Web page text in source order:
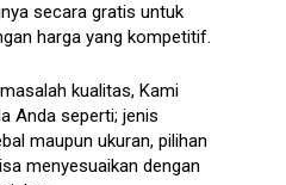
secara gratis untuk
harga yang kompetitif.
kualitas, Kami
Anda seperti; jenis
maupun ukuran, pilihan
menyesuaikan dengan